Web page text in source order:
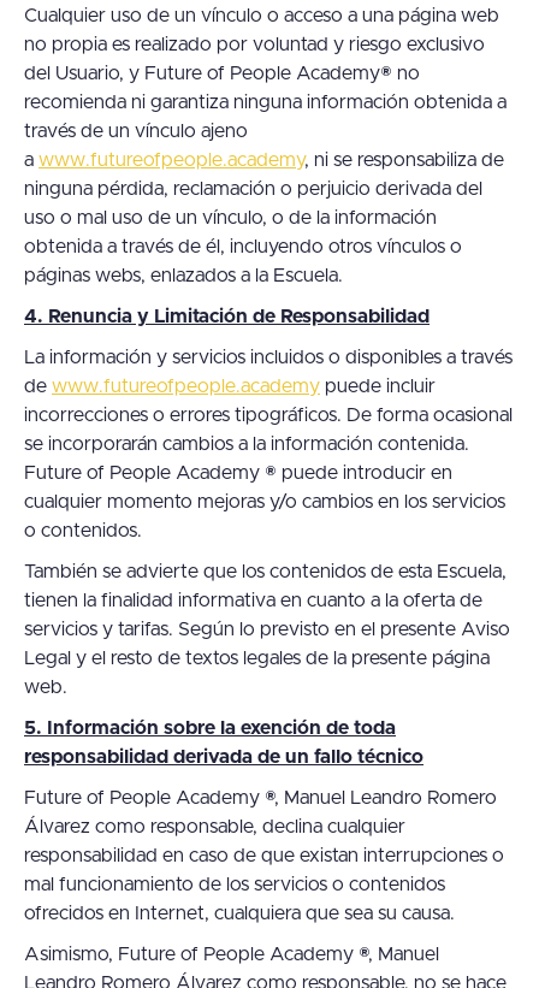
Cualquier uso de un vínculo o acceso a una página web
no propia es realizado por voluntad y riesgo exclusivo
del Usuario, y Future of People Academy® no
recomienda ni garantiza ninguna información obtenida a
través de un vínculo ajeno
a www.futureofpeople.academy, ni se responsabiliza de
ninguna pérdida, reclamación o perjuicio derivada del
uso o mal uso de un vínculo, o de la información
obtenida a través de él, incluyendo otros vínculos o
páginas webs, enlazados a la Escuela.
4. Renuncia y Limitación de Responsabilidad
La información y servicios incluidos o disponibles a través
de www.futureofpeople.academy puede incluir
incorrecciones o errores tipográficos. De forma ocasional
se incorporarán cambios a la información contenida.
Future of People Academy ® puede introducir en
cualquier momento mejoras y/o cambios en los servicios
o contenidos.
También se advierte que los contenidos de esta Escuela,
tienen la finalidad informativa en cuanto a la oferta de
servicios y tarifas. Según lo previsto en el presente Aviso
Legal y el resto de textos legales de la presente página
web.
5. Información sobre la exención de toda
responsabilidad derivada de un fallo técnico
Future of People Academy ®, Manuel Leandro Romero
Álvarez como responsable, declina cualquier
responsabilidad en caso de que existan interrupciones o
mal funcionamiento de los servicios o contenidos
ofrecidos en Internet, cualquiera que sea su causa.
Asimismo, Future of People Academy ®, Manuel
Leandro Romero Álvarez como responsable, no se hace